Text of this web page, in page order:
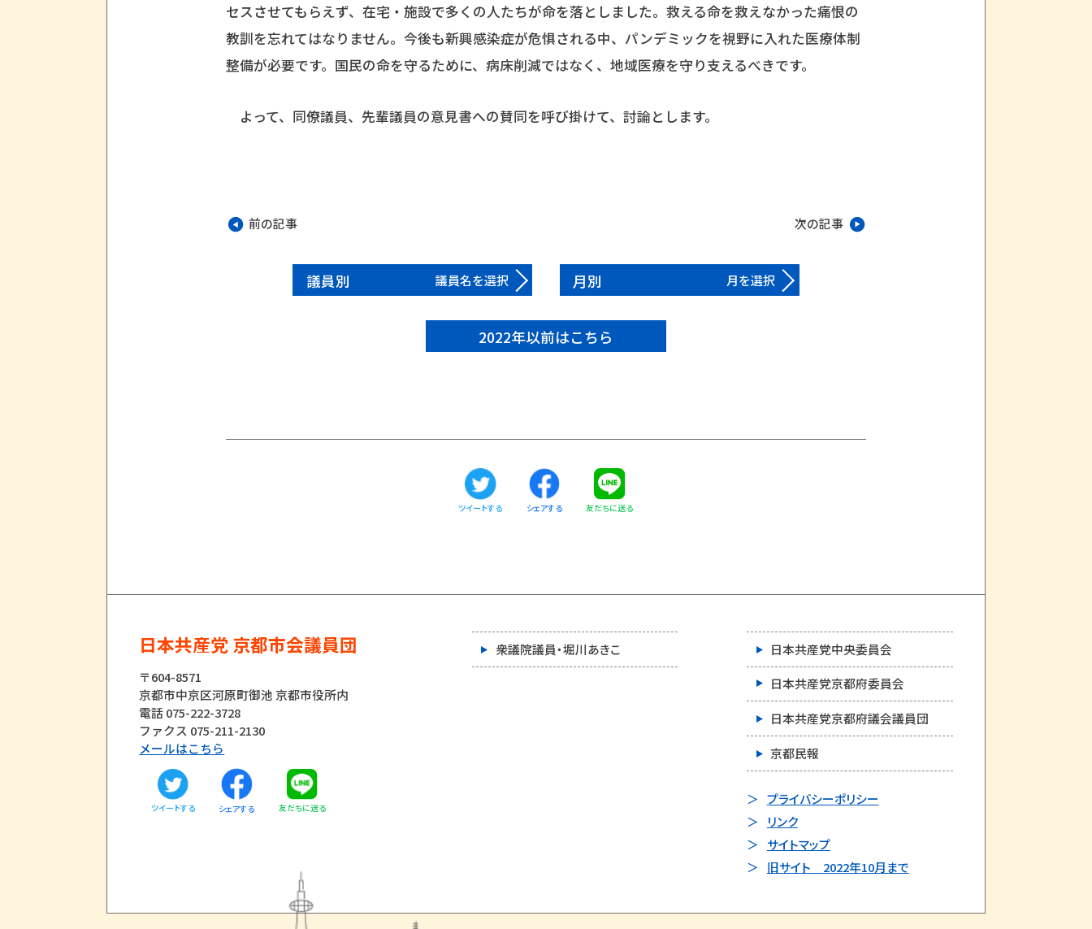
セスさせてもらえず、在宅・施設で多くの人たちが命を落としました。救える命を救えなかった痛恨の
教訓を忘れてはなりません。今後も新興感染症が危惧される中、パンデミックを視野に入れた医療体制
整備が必要です。国民の命を守るために、病床削減ではなく、地域医療を守り支えるべきです。
よって、同僚議員、先輩議員の意見書への賛同を呼び掛けて、討論とします。
前の記事 次の記事
議員別 議員名を選択 月別 月を選択
2022年以前はこちら
ツイートする シェアする 友だちに送る
日本共産党 京都市会議員団
〒604-8571
京都市中京区河原町御池 京都市役所内
電話 075-222-3728
ファクス 075-211-2130
メールはこちら
ツイートする シェアする 友だちに送る
衆議院議員・堀川あきこ 日本共産党中央委員会
日本共産党京都府委員会
日本共産党京都府議会議員団
京都民報
プライバシーポリシー
リンク
サイトマップ
旧サイト 2022年10月まで